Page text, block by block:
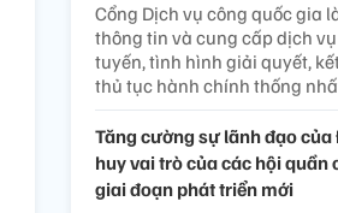
Cổng Dịch vụ công quốc gia
thông tin và cung cấp dịch
tuyến, tình hình giải quyết,
thủ tục hành chính thống
Tăng cường sự lãnh đạo
huy vai trò của các hội quần
giai đoạn phát triển mới